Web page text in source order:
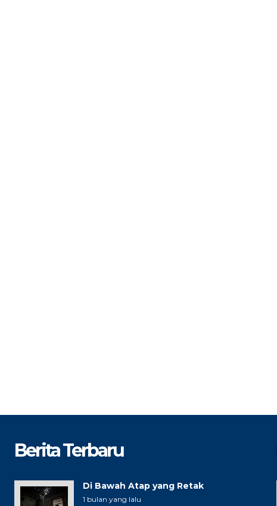
Berita Terbaru
Di Bawah Atap yang Retak
1 bulan yang lalu